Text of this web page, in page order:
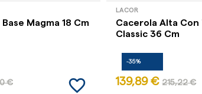
Magma 18 Cm
€ favorite_border
LACOR
Cacerola Alta Con
Classic 36 Cm
-35%
139,89 € 215,22 €